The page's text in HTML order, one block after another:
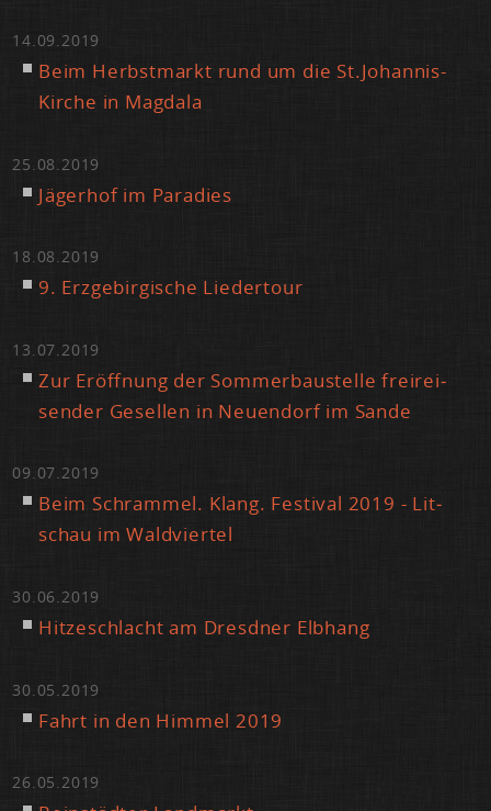
14.09.2019
Beim Herbst­markt rund um die St.​Johannis-
Kir­che in Mag­da­la
25.08.2019
Jä­ger­hof im Pa­ra­dies
18.08.2019
9. Erz­ge­bir­gi­sche Lie­der­tour
13.07.2019
Zur Er­öff­nung der Som­mer­bau­stel­le frei­rei­
sen­der Ge­sel­len in Neu­en­dorf im San­de
09.07.2019
Beim Schram­mel. Klang. Fes­ti­val 2019 - Lit­
schau im Wald­vier­tel
30.06.2019
Hit­ze­schlacht am Dresd­ner Elb­hang
30.05.2019
Fahrt in den Him­mel 2019
26.05.2019